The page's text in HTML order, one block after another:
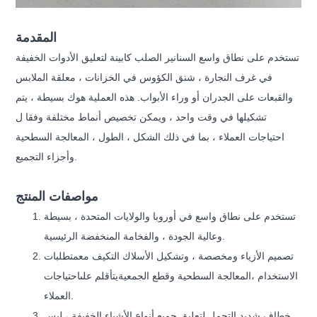
المقدمة
تستخدم على نطاق واسع السنانير الصلب كابينة لتعليق الأدوات الخفيفة
في غرف النجارة ، شنق الكؤوس في الخزانات ، معلقة الملابس
والقبعات على الجدران أو وراء الأبواب. هذه العملية هوك بسيطة ، يتم
تشكيلها في وقت واحد ، ويمكن تخصيص أنماط مختلفة وفقا ل
احتياجات العملاء ، بما في ذلك الشكل ، الطول ، المعالجة السطحية
مواصفات المنتج
تستخدم على نطاق واسع في أوروبا والولايات المتحدة ، بسيطة
تصميم الأزياء ومخصصة ، وتشكيل الأسلاك التكيف معمتطلبات
الاستخدام ،المعالجة السطحية وقطع الجمعيةيتأقلم علىاحتياجات